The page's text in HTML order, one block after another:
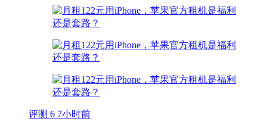
评测 6 7小时前